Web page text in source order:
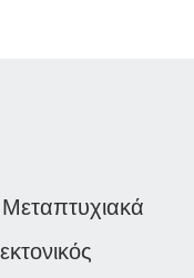
Μεταπτυχιακά